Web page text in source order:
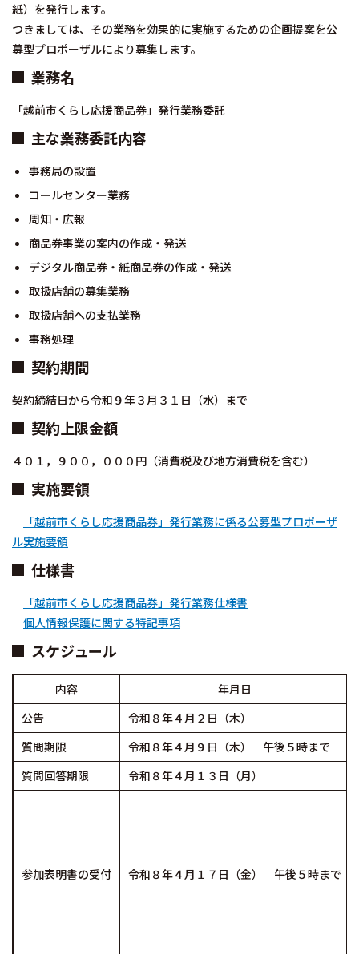
紙）を発行します。
つきましては、その業務を効果的に実施するための企画提案を公
募型プロポーザルにより募集します。
業務名
「越前市くらし応援商品券」発行業務委託
主な業務委託内容
事務局の設置
コールセンター業務
周知・広報
商品券事業の案内の作成・発送
デジタル商品券・紙商品券の作成・発送
取扱店舗の募集業務
取扱店舗への支払業務
事務処理
契約期間
契約締結日から令和９年３月３１日（水）まで
契約上限金額
４０１，９００，０００円（消費税及び地方消費税を含む）
実施要領
「越前市くらし応援商品券」発行業務に係る公募型プロポーザ
ル実施要領
仕様書
「越前市くらし応援商品券」発行業務仕様書
個人情報保護に関する特記事項
スケジュール
内容
年月日
公告
令和８年４月２日（木）
質問期限
令和８年４月９日（木） 午後５時まで
質問回答期限
令和８年４月１３日（月）
参加表明書の受付 令和８年４月１７日（金） 午後５時まで